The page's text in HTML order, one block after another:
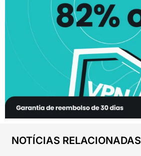
NOTÍCIAS RELACIONADAS